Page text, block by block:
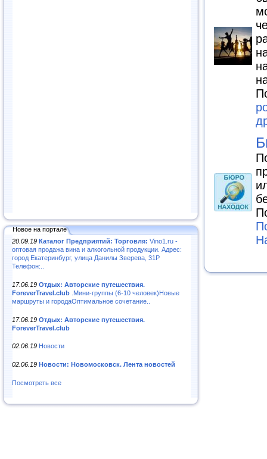
Новое на портале
20.09.19 Каталог Предприятий: Торговля: Vino1.ru -
оптовая продажа вина и алкогольной продукции. Адрес:
город Екатеринбург, улица Данилы Зверева, 31Р
Телефон:..
17.06.19 Отдых: Авторские путешествия.
ForeverTravel.club .Мини-группы (6-10 человек)Новые
маршруты и городаОптимальное сочетание..
17.06.19 Отдых: Авторские путешествия.
ForeverTravel.club
02.06.19 Новости
02.06.19 Новости: Новомосковск. Лента новостей
Посмотреть все